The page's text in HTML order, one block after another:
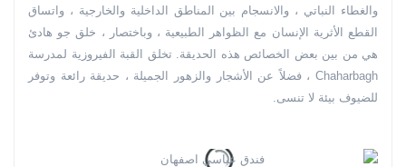
والغطاء النباتي ، والانسجام بين المناطق الداخلية والخارجية ، واتساق
القطع الأثرية الإنسان مع الظواهر الطبيعية ، وباختصار ، خلق جو هادئ
هي من بين بعض الخصائص هذه الحديقة. تخلق القبة الفيروزية لمدرسة
Chaharbagh ، فضلاً عن الأشجار والزهور الجميلة ، حديقة رائعة وتوفر
للضيوف بيئة لا تنسى.